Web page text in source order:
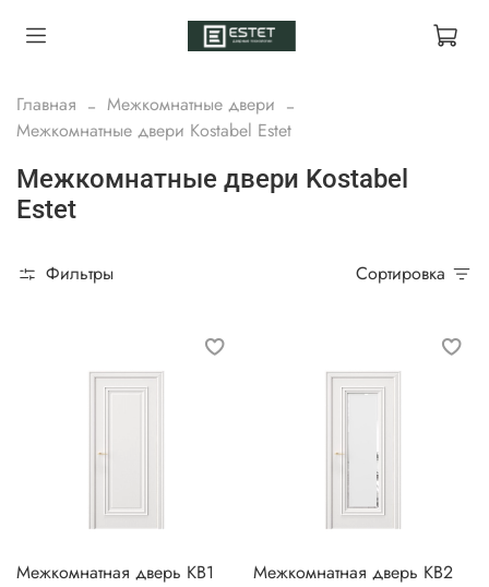
Главная
Межкомнатные двери
Межкомнатные двери Kostabel Estet
Межкомнатные двери Kostabel
Estet
Фильтры Сортировка
Межкомнатная дверь KB1 Межкомнатная дверь KB2